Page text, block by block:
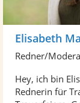
Elisabeth
Redner/
Hey, ich bin
Rednerin für